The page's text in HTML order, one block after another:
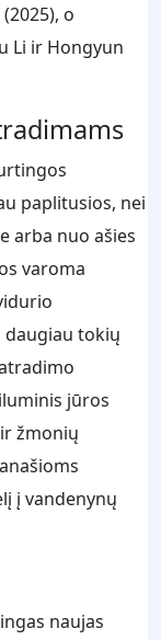
o
Li ir Hongyun
paplitusios, nei
arba nuo ašies
varoma
daugiau tokių
jūros
žmonių
į vandenynų
naujas